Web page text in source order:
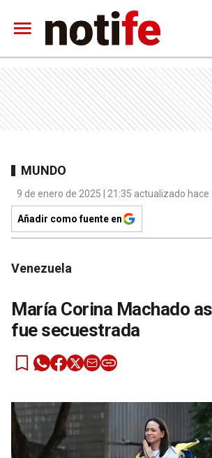
MUNDO
9 de enero de 2025 | 21:35 actualizado hace
Añadir como fuente en
Venezuela
María Corina Machado
fue secuestrada